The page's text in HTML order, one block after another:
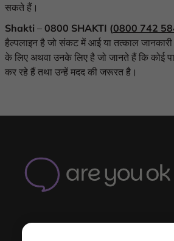
सकते हैं।
Shakti –0800 SHAKTI (0800 742
हैल्पलाइन है जो संकट में आई या तत्काल
के लिए अथवा उनके लिए है जो जानते हैं कि कोई
कर रहे हैं तथा उन्हें मदद की जरूरत है।
OK
-
Home